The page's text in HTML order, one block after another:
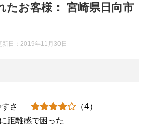
たお客様： 宮崎県日向市
日： 2019年11月30日
さ
（4）
距離感で困った